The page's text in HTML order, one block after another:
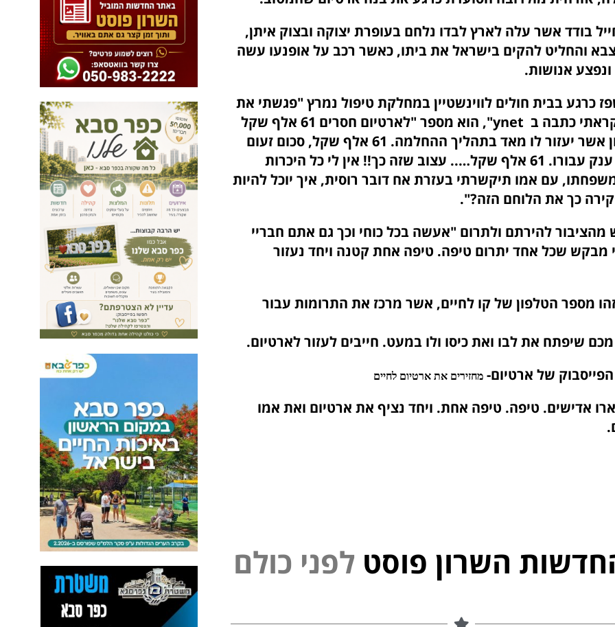
בודד אשר עלה לארץ לבדו נלחם בעופרת יצוקה ובצוק איתן,
והחליט להקים בישראל את ביתו, כאשר רכב על אופנעו עשה
אנושות.
כרגע בבית חולים לווינשטיין במחלקת טיפול נמרץ "פגשתי את
אמו לאחר שקראתי כתבה ב ynet", הוא מספר "לארטיום חסרים 61 אלף שקל
לסטנד סיליקון אשר יעזור לו מאד בתהליך ההחלמה. 61 אלף שקל, סכום זעום
למדינה סכום ענק עבורו. 61 אלף שקל….. עצוב שזה כך!! אין לי כל היכרות
עם אמו תיקשרתי בעזרת אח דובר רוסית, איך יוכל להיות
כך את הלוחם הזה?".
להירתם ולתרום "אעשה בכל כוחי וכך גם אתם חבריי
מבקש שכל אחד יתרום טיפה. טיפה אחת קטנה ויחד נעזור
זהו מספר הטלפון של קו לחיים, אשר מרכז את התרומות עבור
שיפתח את לבו ואת כיסו ולו במעט. חייבים לעזור לארטיום.
של ארטיום- מחזירים את ארטיום לחיים
אדישים. טיפה. טיפה אחת. ויחד נציף את ארטיום ואת אמו
השרון פוסט ל ם פניכול